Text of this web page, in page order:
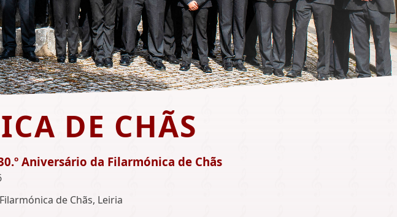
DE CHÃS
Aniversário da Filarmónica de Chãs
de Chãs, Leiria